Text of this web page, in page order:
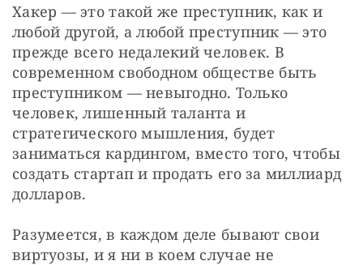
Хакер — это такой же преступник, как и
любой другой, а любой преступник — это
прежде всего недалекий человек. В
современном свободном обществе быть
преступником — невыгодно. Только
человек, лишенный таланта и
стратегического мышления, будет
заниматься кардингом, вместо того, чтобы
создать стартап и продать его за миллиард
долларов.
Разумеется, в каждом деле бывают свои
виртуозы, и я ни в коем случае не